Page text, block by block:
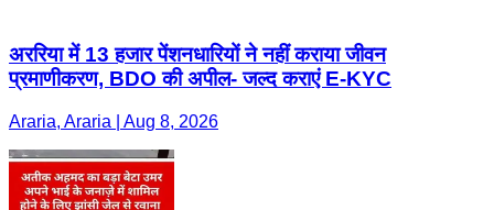
अररिया में 13 हजार पेंशनधारियों ने नहीं कराया जीवन
प्रमाणीकरण, BDO की अपील- जल्द कराएं E-KYC
Araria, Araria | Aug 8, 2026